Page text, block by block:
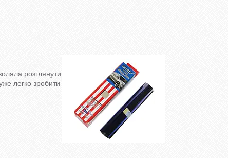
розглянути
легко зробити